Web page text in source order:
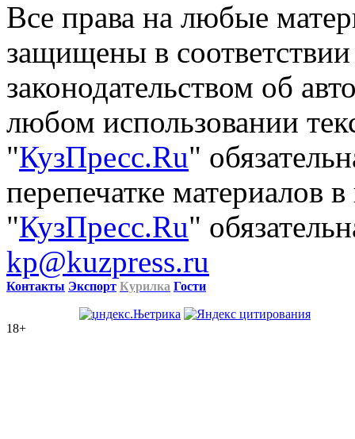
Все права на любые
защищены в
законодательством об
любом использовании
"КузПресс.Ru"
перепечатке материалов
"КузПресс.Ru"
kp@kuzpress.ru
Контакты Экспорт Курилка Гости
18+